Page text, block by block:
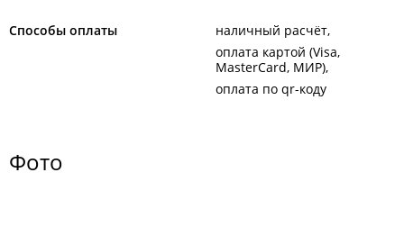
Способы оплаты
наличный расчёт
оплата картой (Visa,
MasterCard, МИР)
оплата по qr-коду
Фото